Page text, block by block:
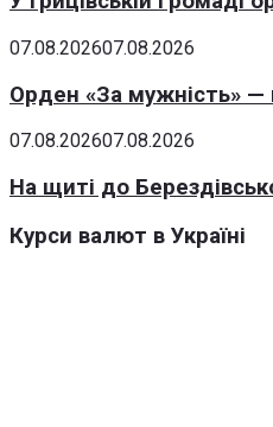
07.08.202607.08.2026
Орден «За мужність» —
07.08.202607.08.2026
На щиті до
Курси валют в Україні